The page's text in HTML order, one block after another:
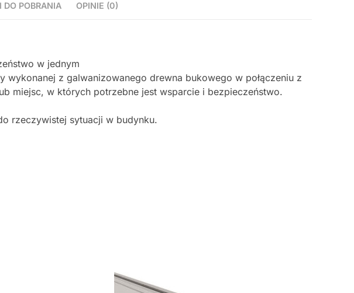
DO POBRANIA OPINIE (0)
w jednym
z galwanizowanego drewna bukowego w połączeniu z
miejsc, w których potrzebne jest wsparcie i bezpieczeństwo.
rzeczywistej sytuacji w budynku.